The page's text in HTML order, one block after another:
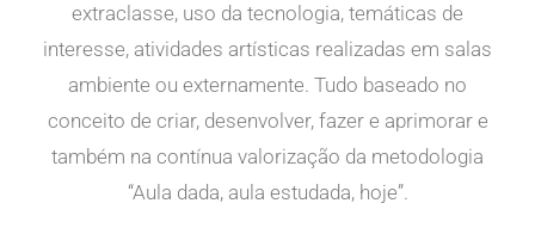
extraclasse, uso da tecnologia, temáticas de
interesse, atividades artísticas realizadas em salas
ambiente ou externamente. Tudo baseado no
conceito de criar, desenvolver, fazer e aprimorar e
também na contínua valorização da metodologia
“Aula dada, aula estudada, hoje”.​